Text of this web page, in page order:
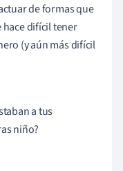
de formas que
hace difícil tener
(y aún más difícil
a tus
niño?